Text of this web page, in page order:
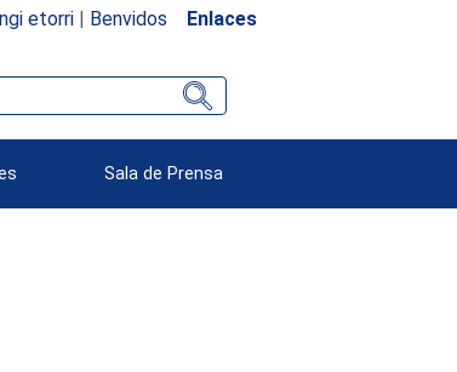
etorri| Benvidos Enlaces
Sala de Prensa